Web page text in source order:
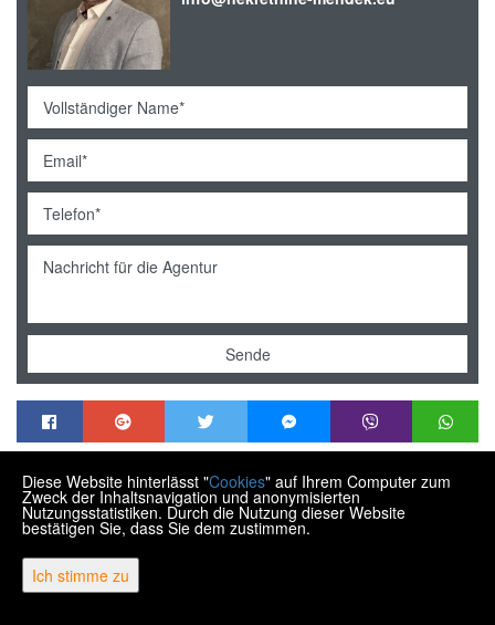
Sende
MENDEK NEKRETNINE
Trg Matije Gupca 21, Varaždin HR-42000
+385 99 430 9770
info@nekretnine-mendek.eu
Diese Website hinterlässt "Cookies" auf Ihrem Computer zum
Zweck der Inhaltsnavigation und anonymisierten
Nutzungsstatistiken. Durch die Nutzung dieser Website
bestätigen Sie, dass Sie dem zustimmen.
Ich stimme zu